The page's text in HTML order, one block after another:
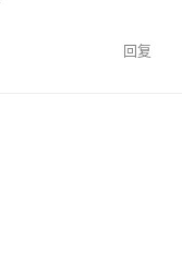
回复